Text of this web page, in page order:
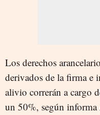
Los derechos
derivados de la firma e
alivio correrán a cargo
un 50%, según informa